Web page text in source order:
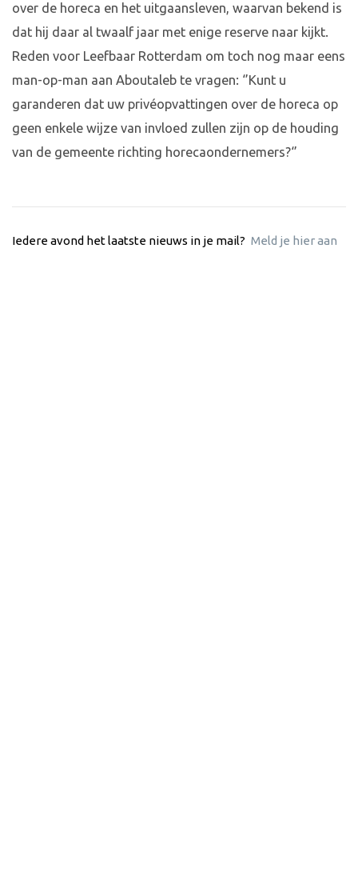
over de horeca en het uitgaansleven, waarvan bekend is
dat hij daar al twaalf jaar met enige reserve naar kijkt.
Reden voor Leefbaar Rotterdam om toch nog maar eens
man-op-man aan Aboutaleb te vragen: ‘’Kunt u
garanderen dat uw privéopvattingen over de horeca op
geen enkele wijze van invloed zullen zijn op de houding
van de gemeente richting horecaondernemers?‘’
Iedere avond het laatste nieuws in je mail? Meld je hier aan